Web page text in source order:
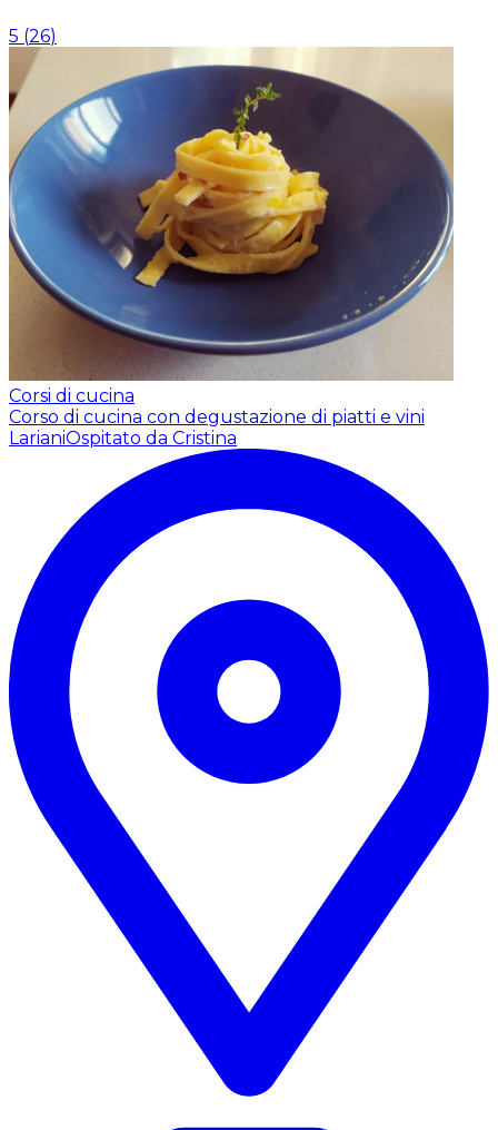
5 (26)
Corsi di cucina
Corso di cucina con degustazione di piatti e vini
LarianiOspitato da Cristina